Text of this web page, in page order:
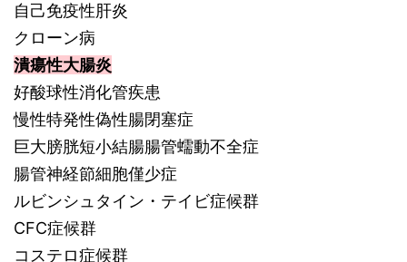
自己免疫性肝炎
クローン病
潰瘍性大腸炎
好酸球性消化管疾患
慢性特発性偽性腸閉塞症
巨大膀胱短小結腸腸管蠕動不全症
腸管神経節細胞僅少症
ルビンシュタイン・テイビ症候群
CFC症候群
コステロ症候群